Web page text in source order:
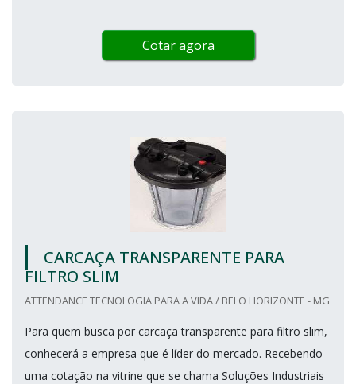
Cotar agora
CARCAÇA TRANSPARENTE PARA
FILTRO SLIM
ATTENDANCE TECNOLOGIA PARA A VIDA / BELO HORIZONTE - MG
Para quem busca por carcaça transparente para filtro slim,
conhecerá a empresa que é líder do mercado. Recebendo
uma cotação na vitrine que se chama Soluções Industriais